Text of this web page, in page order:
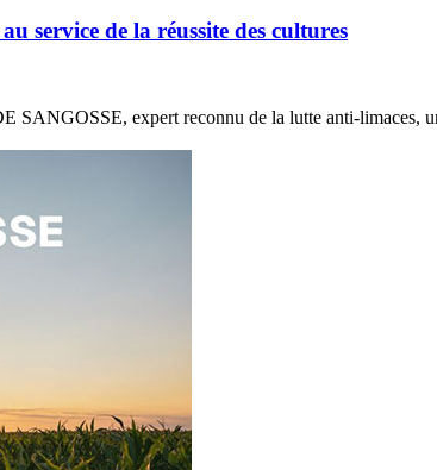
service de la réussite des cultures
SANGOSSE, expert reconnu de la lutte anti-limaces,